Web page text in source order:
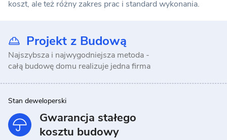
koszt, ale też różny zakres prac i standard wykonania.
Projekt z Budową
Najszybsza i najwygodniejsza metoda -
całą budowę domu realizuje jedna firma
Stan deweloperski
Gwarancja stałego
kosztu budowy